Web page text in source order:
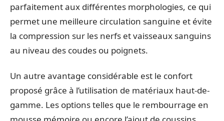
parfaitement aux différentes morphologies, ce qui
permet une meilleure circulation sanguine et évite
la compression sur les nerfs et vaisseaux sanguins
au niveau des coudes ou poignets.
Un autre avantage considérable est le confort
proposé grâce à l’utilisation de matériaux haut-de-
gamme. Les options telles que le rembourrage en